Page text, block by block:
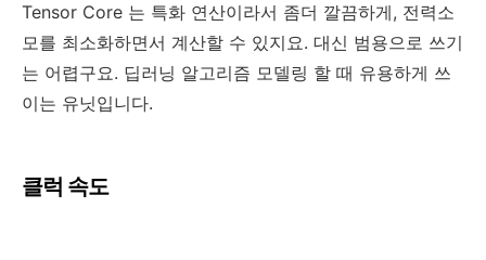
Tensor Core 는 특화 연산이라서 좀더 깔끔하게, 전력소
모를 최소화하면서 계산할 수 있지요. 대신 범용으로 쓰기
는 어렵구요. 딥러닝 알고리즘 모델링 할 때 유용하게 쓰
이는 유닛입니다.
클럭 속도